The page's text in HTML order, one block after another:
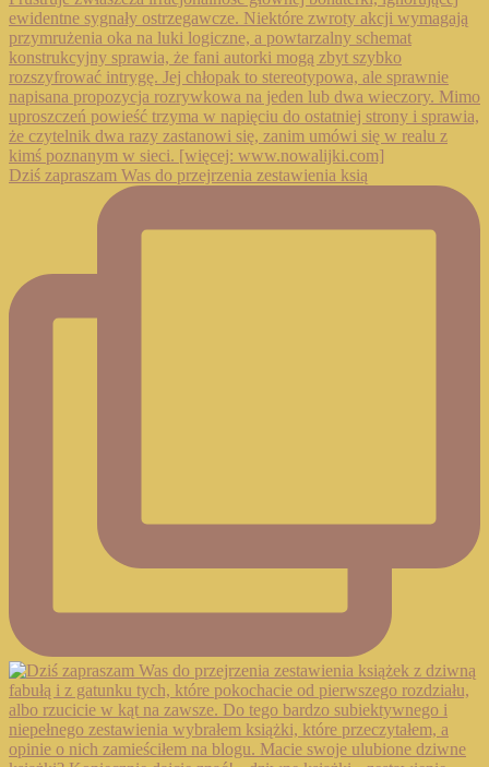
Dziś zapraszam Was do przejrzenia zestawienia ksią